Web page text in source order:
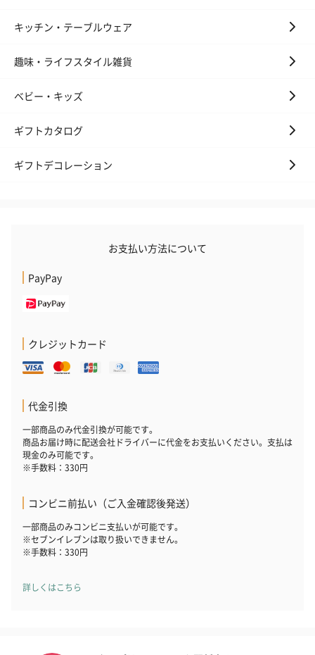
ハンドクリーム3本セッ
（1,100円）
シャワージェル＆ハン
シャワージェ
ッシュローズ
リラックスグッズ
（ブルー）（748円）
ハンドタオル・ハンカチ
ハンドタオル・ハンカチを同梱してお届けいたします。ギフトへ
の＋αにおすすめです。
花束ハンドタオル（ピ
キッチン・テーブルウェア
趣味・ライフスタイル雑貨
ベビー・キッズ
ギフトカタログ
ギフトデコレーション
お支払い方法について
PayPay
クレジットカード
代金引換
一部商品のみ代金引換が可能です。
商品お届け時に配送会社ドライバーに代金をお支払いください。支払は
現金のみ可能です。
※手数料：330円
コンビニ前払い（ご入金確認後発送）
一部商品のみコンビニ支払いが可能です。
※セブンイレブンは取り扱いできません。
※手数料：330円
詳しくはこちら